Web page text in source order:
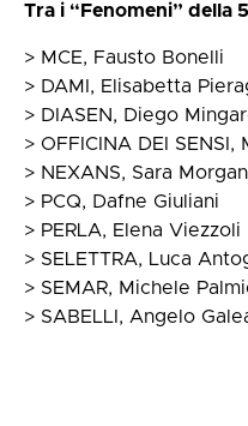
Tra i “Fenomeni” della
> MCE, Fausto Bonelli
> DAMI, Elisabetta
> DIASEN, Diego
> OFFICINA DEI SENSI,
> NEXANS, Sara
> PCQ, Dafne Giuliani
> PERLA, Elena Viezzoli
> SELETTRA, Luca
> SEMAR, Michele
> SABELLI, Angelo